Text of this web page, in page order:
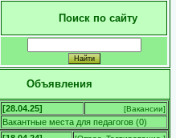
Поиск по сайту
Объявления
[28.04.25] [Вакансии]
Вакантные места для педагогов (0)